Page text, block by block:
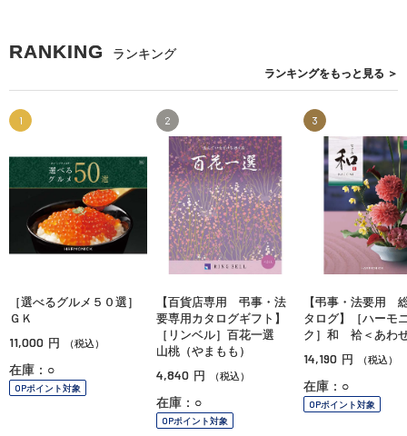
RANKING ランキング
ランキングをもっと見る ＞
1
［選べるグルメ５０選］
ＧＫ
11,000 円 （税込）
在庫：○
OPポイント対象
2
【百貨店専用 弔事・法
要専用カタログギフト】
［リンベル］百花一選
山桃（やまもも）
4,840 円 （税込）
在庫：○
OPポイント対象
3
【弔事・法要用
タログ】［ハーモ
ク］和 袷＜あわ
14,190 円 （税込）
在庫：○
OPポイント対象